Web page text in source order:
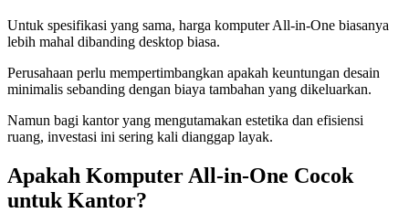
Untuk spesifikasi yang sama, harga komputer All-in-One biasanya
lebih mahal dibanding desktop biasa.
Perusahaan perlu mempertimbangkan apakah keuntungan desain
minimalis sebanding dengan biaya tambahan yang dikeluarkan.
Namun bagi kantor yang mengutamakan estetika dan efisiensi
ruang, investasi ini sering kali dianggap layak.
Apakah Komputer All-in-One Cocok
untuk Kantor?